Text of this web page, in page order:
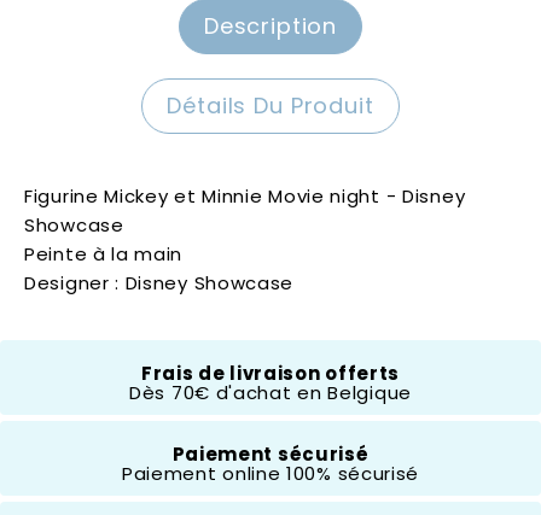
Description
Détails Du Produit
Figurine Mickey et Minnie Movie night - Disney
Showcase
Peinte à la main
Designer : Disney Showcase
Frais de livraison offerts
Dès 70€ d'achat en Belgique
Paiement sécurisé
Paiement online 100% sécurisé